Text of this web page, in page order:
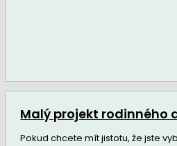
Malý projekt rodinného
Pokud chcete mít jistotu, že jste